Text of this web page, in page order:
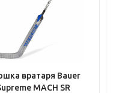
вратаря Bauer
MACH SR